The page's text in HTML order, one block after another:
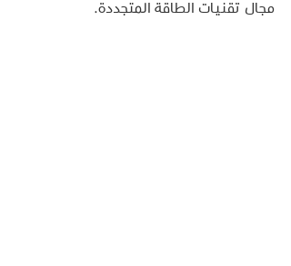
مجال تقنيات الطاقة المتجددة.